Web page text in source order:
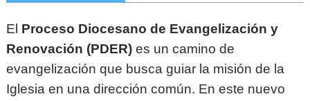
El Proceso Diocesano de Evangelización y
Renovación (PDER) es un camino de
evangelización que busca guiar la misión de la
Iglesia en una dirección común. En este nuevo